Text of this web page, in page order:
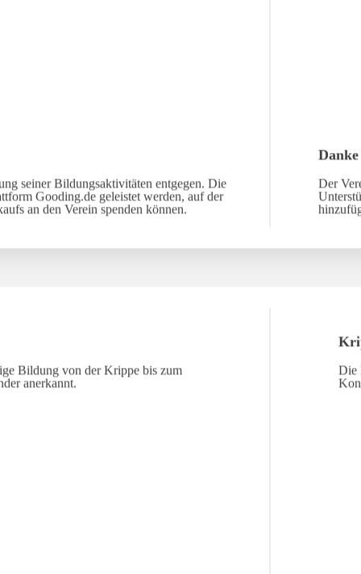
seiner Bildungsaktivitäten entgegen. Die
Gooding.de geleistet werden, auf der
an den Verein spenden können.
Danke
Der
Bildung von der Krippe bis zum
anerkannt.
Die